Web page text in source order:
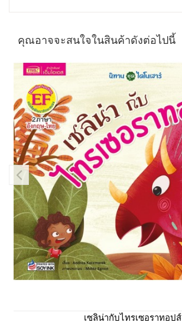
คุณอาจจะสนใจในสินค้าดังต่อไปนี้
เซลิน่ากับไทรเซอราทอปส์